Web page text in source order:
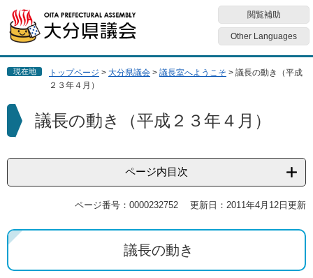
ジ
先
す
ュ
を
し
本
閲覧補助
Other Languages
現在地 トップページ > 大分県議会 > 議長室へようこそ > 議長の動き（平成
２３年４月）
本
議長の動き（平成２３年４月）
ページ内目次
ページ番号：0000232752 更新日：2011年4月12日更新
議長の動き